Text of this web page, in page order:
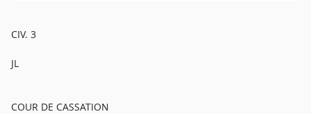
CIV. 3
JL
COUR DE CASSATION